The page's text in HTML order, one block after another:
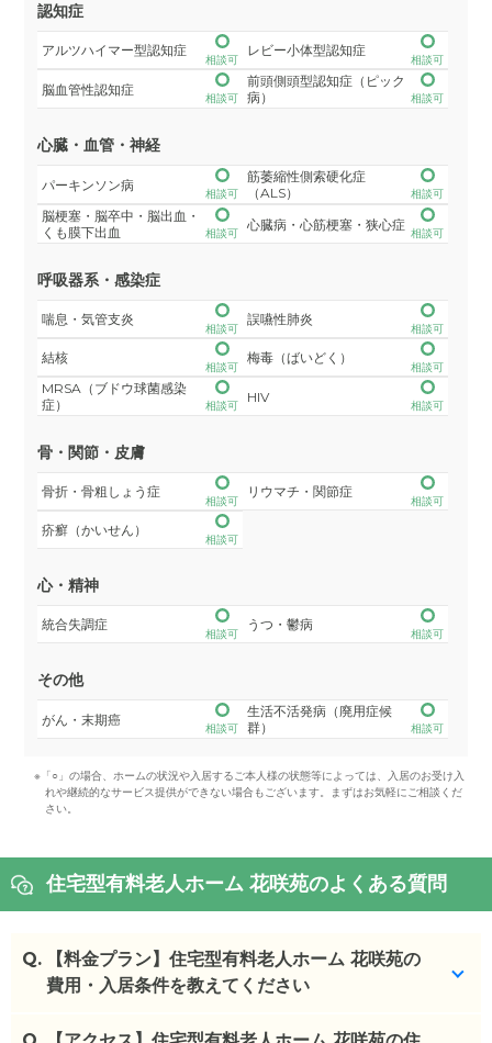
認知症
アルツハイマー型認知症
相談可
レビー小体型認知症
相談可
脳血管性認知症
相談可
前頭側頭型認知症（ピック
病）
相談可
心臓・血管・神経
パーキンソン病
相談可
筋萎縮性側索硬化症
（ALS）
相談可
脳梗塞・脳卒中・脳出血・
くも膜下出血
相談可
心臓病・心筋梗塞・狭心症
相談可
呼吸器系・感染症
喘息・気管支炎
相談可
誤嚥性肺炎
相談可
結核
相談可
梅毒（ばいどく）
相談可
MRSA（ブドウ球菌感染
症）
相談可
HIV
相談可
骨・関節・皮膚
骨折・骨粗しょう症
相談可
リウマチ・関節症
相談可
疥癬（かいせん）
相談可
心・精神
統合失調症
相談可
うつ・鬱病
相談可
その他
がん・末期癌
相談可
生活不活発病（廃用症候
群）
相談可
※「○」の場合、ホームの状況や入居するご本人様の状態等によっては、入居のお受け入
れや継続的なサービス提供ができない場合もございます。まずはお気軽にご相談くだ
さい。
住宅型有料老人ホーム 花咲苑のよくある質問
Q.
【料金プラン】住宅型有料老人ホーム 花咲苑の
費用・入居条件を教えてください